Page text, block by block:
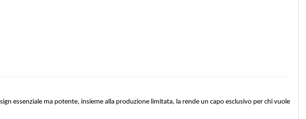
essenziale ma potente, insieme alla produzione limitata, la rende un capo esclusivo per chi vuole